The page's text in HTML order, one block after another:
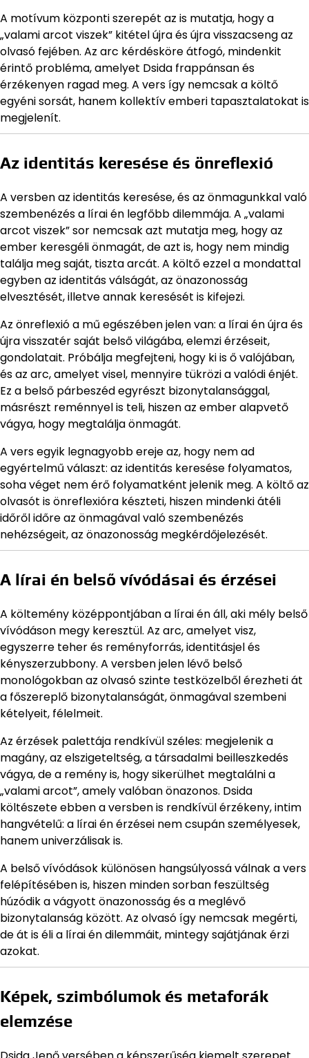
A motívum központi szerepét az is mutatja, hogy a
„valami arcot viszek” kitétel újra és újra visszacseng az
olvasó fejében. Az arc kérdésköre átfogó, mindenkit
érintő probléma, amelyet Dsida frappánsan és
érzékenyen ragad meg. A vers így nemcsak a költő
egyéni sorsát, hanem kollektív emberi tapasztalatokat is
megjelenít.
Az identitás keresése és önreflexió
A versben az identitás keresése, és az önmagunkkal való
szembenézés a lírai én legfőbb dilemmája. A „valami
arcot viszek” sor nemcsak azt mutatja meg, hogy az
ember keresgéli önmagát, de azt is, hogy nem mindig
találja meg saját, tiszta arcát. A költő ezzel a mondattal
egyben az identitás válságát, az önazonosság
elvesztését, illetve annak keresését is kifejezi.
Az önreflexió a mű egészében jelen van: a lírai én újra és
újra visszatér saját belső világába, elemzi érzéseit,
gondolatait. Próbálja megfejteni, hogy ki is ő valójában,
és az arc, amelyet visel, mennyire tükrözi a valódi énjét.
Ez a belső párbeszéd egyrészt bizonytalansággal,
másrészt reménnyel is teli, hiszen az ember alapvető
vágya, hogy megtalálja önmagát.
A vers egyik legnagyobb ereje az, hogy nem ad
egyértelmű választ: az identitás keresése folyamatos,
soha véget nem érő folyamatként jelenik meg. A költő az
olvasót is önreflexióra készteti, hiszen mindenki átéli
időről időre az önmagával való szembenézés
nehézségeit, az önazonosság megkérdőjelezését.
A lírai én belső vívódásai és érzései
A költemény középpontjában a lírai én áll, aki mély belső
vívódáson megy keresztül. Az arc, amelyet visz,
egyszerre teher és reményforrás, identitásjel és
kényszerzubbony. A versben jelen lévő belső
monológokban az olvasó szinte testközelből érezheti át
a főszereplő bizonytalanságát, önmagával szembeni
kételyeit, félelmeit.
Az érzések palettája rendkívül széles: megjelenik a
magány, az elszigeteltség, a társadalmi beilleszkedés
vágya, de a remény is, hogy sikerülhet megtalálni a
„valami arcot”, amely valóban önazonos. Dsida
költészete ebben a versben is rendkívül érzékeny, intim
hangvételű: a lírai én érzései nem csupán személyesek,
hanem univerzálisak is.
A belső vívódások különösen hangsúlyossá válnak a vers
felépítésében is, hiszen minden sorban feszültség
húzódik a vágyott önazonosság és a meglévő
bizonytalanság között. Az olvasó így nemcsak megérti,
de át is éli a lírai én dilemmáit, mintegy sajátjának érzi
azokat.
Képek, szimbólumok és metaforák
elemzése